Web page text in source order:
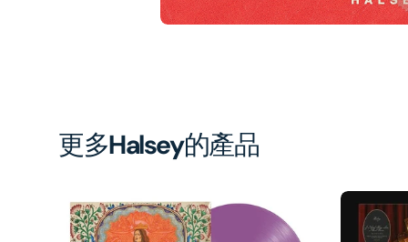
更多Halsey的產品